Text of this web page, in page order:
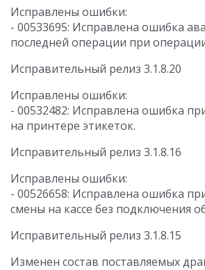
Исправлены ошибки:
- 00533695: Исправлена ошибка
последней операции при
Исправительный релиз 3.1.8.20
Исправлены ошибки:
- 00532482: Исправлена ошибка
на принтере этикеток.
Исправительный релиз 3.1.8.16
Исправлены ошибки:
- 00526658: Исправлена ошибка
смены на кассе без подключения
Исправительный релиз 3.1.8.15
Изменен состав поставляемых